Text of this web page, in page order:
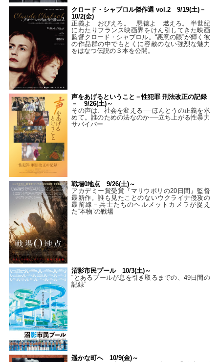
クロード・シャブロル傑作選 vol.2 9/19(土)－
10/2(金)
正義よ おびえろ。 悪徳よ 燃えろ。 半世紀
にわたりフランス映画界をけん引してきた映画
監督クロード・シャブロル。“悪意の眼”が輝く彼
の作品群の中でもとくに容赦のない強烈な魅力
をはなつ伝説の３本を公開。
声をあげるということ－性犯罪 刑法改正の記録
－ 9/26(土)～
その声は、社会を変える──ほんとうの正義を求
めて。誰のための法なのか──立ち上がる性暴力
サバイバー
戦場0地点 9/26(土)～
アカデミー賞受賞『マリウポリの20日間』監督
最新作。誰も見たことのないウクライナ侵攻の
最前線－兵士たちのヘルメットカメラが捉え
た“本物”の戦場
沼影市民プール 10/3(土)～
“とあるプールが息を引き取るまでの、49日間の
記録”
遥かな町へ 10/9(金)～